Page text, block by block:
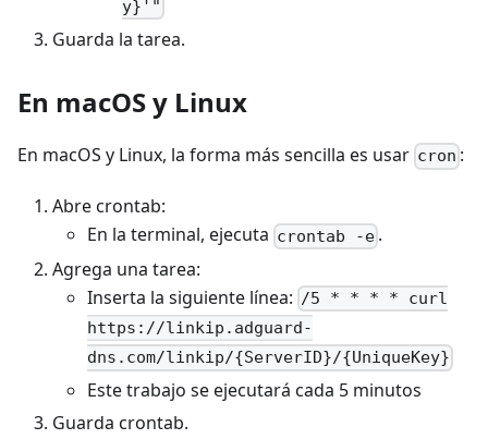
y}'"
Guarda la tarea.
En macOS y Linux
En macOS y Linux, la forma más sencilla es usar cron :
Abre crontab:
En la terminal, ejecuta crontab -e .
Agrega una tarea:
Inserta la siguiente línea: /5 * * * * curl
https://linkip.adguard-
dns.com/linkip/{ServerID}/{UniqueKey}
Este trabajo se ejecutará cada 5 minutos
Guarda crontab.